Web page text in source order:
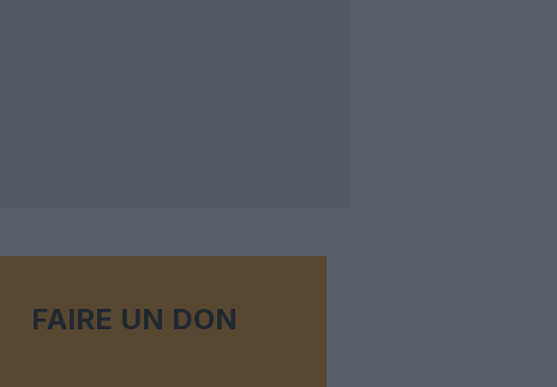
FAIRE UN DON